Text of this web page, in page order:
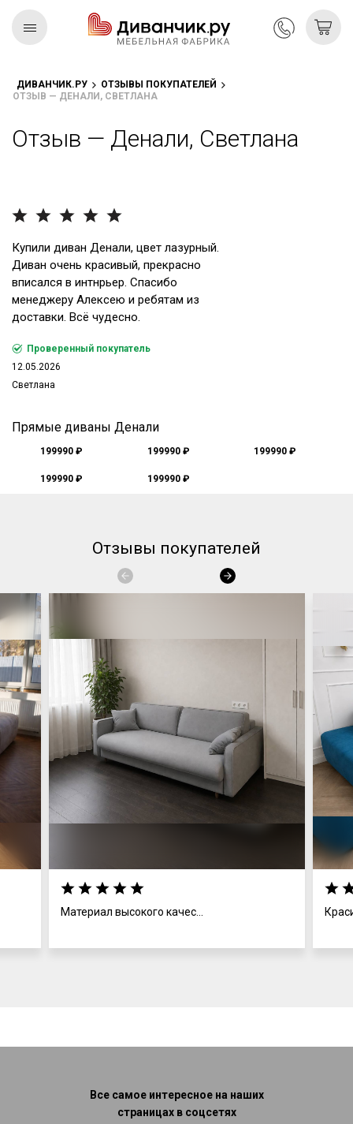
ДИВАНЧИК.РУ
ОТЗЫВЫ ПОКУПАТЕЛЕЙ
ОТЗЫВ — ДЕНАЛИ, СВЕТЛАНА
Отзыв — Денали, Светлана
Купили диван Денали, цвет лазурный.
Диван очень красивый, прекрасно
вписался в интнрьер. Спасибо
менеджеру Алексею и ребятам из
доставки. Всё чудесно.
Проверенный покупатель
12.05.2026
Светлана
Прямые диваны Денали
199990 ₽ 199990 ₽ 199990 ₽
199990 ₽ 199990 ₽
Отзывы покупателей
Материал высокого качес...
Все самое интересное на наших
страницах в соцсетях